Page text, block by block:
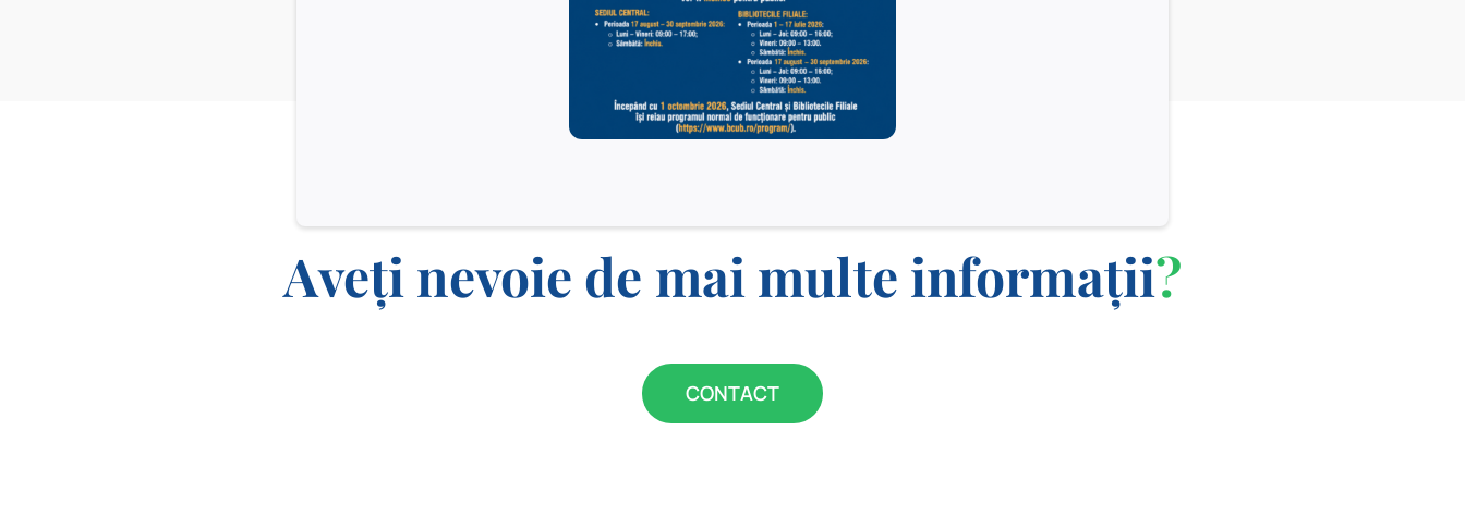
Aveți nevoie de mai multe informații?
CONTACT